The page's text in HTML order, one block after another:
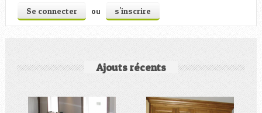
Se connecter ou s'inscrire
Ajouts récents